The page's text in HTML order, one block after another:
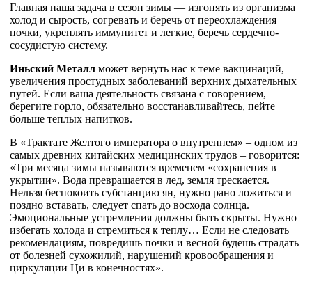
Главная наша задача в сезон зимы — изгонять из организма
холод и сырость, согревать и беречь от переохлаждения
почки, укреплять иммунитет и легкие, беречь сердечно-
сосудистую систему.
Иньский Металл может вернуть нас к теме вакцинаций,
увеличения простудных заболеваний верхних дыхательных
путей. Если ваша деятельность связана с говорением,
берегите горло, обязательно восстанавливайтесь, пейте
больше теплых напитков.
В «Трактате Желтого императора о внутреннем» – одном из
самых древних китайских медицинских трудов – говорится:
«Три месяца зимы называются временем «сохранения в
укрытии». Вода превращается в лед, земля трескается.
Нельзя беспокоить субстанцию ян, нужно рано ложиться и
поздно вставать, следует спать до восхода солнца.
Эмоциональные устремления должны быть скрыты. Нужно
избегать холода и стремиться к теплу… Если не следовать
рекомендациям, повредишь почки и весной будешь страдать
от болезней сухожилий, нарушений кровообращения и
циркуляции Ци в конечностях».